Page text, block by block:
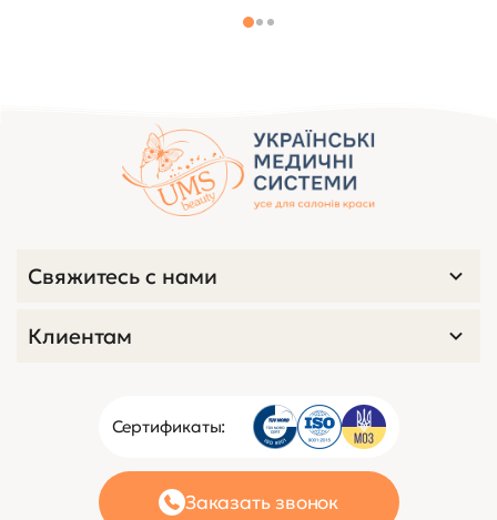
Сертификаты:
Заказать звонок
Свяжитесь с нами
Клиентам